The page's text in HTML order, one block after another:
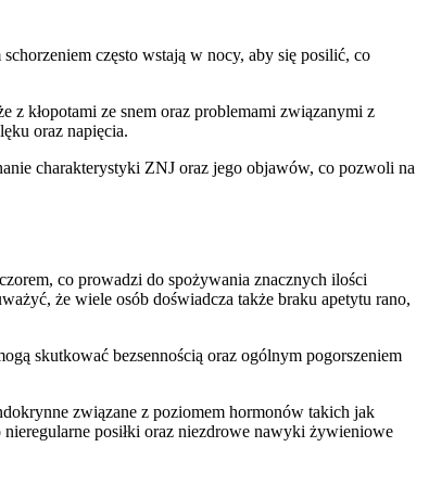
często wstają w nocy, aby się posilić, co
z kłopotami ze snem oraz problemami związanymi z
oraz napięcia.
charakterystyki ZNJ oraz jego objawów, co pozwoli na
co prowadzi do spożywania znacznych ilości
że wiele osób doświadcza także braku apetytu rano,
skutkować bezsennością oraz ogólnym pogorszeniem
związane z poziomem hormonów takich jak
posiłki oraz niezdrowe nawyki żywieniowe